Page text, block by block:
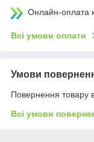
Онлайн-оплата
Всі умови оплати
Умови
Повернення товару
Всі умови